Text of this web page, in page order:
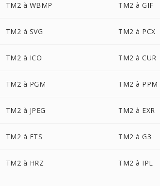
TM2 à WBMP TM2 à GIF
TM2 à SVG TM2 à PCX
TM2 à ICO TM2 à CUR
TM2 à PGM TM2 à PPM
TM2 à JPEG TM2 à EXR
TM2 à FTS TM2 à G3
TM2 à HRZ TM2 à IPL